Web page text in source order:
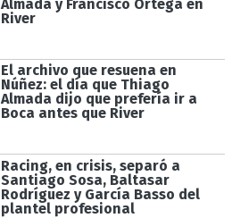
Almada y Francisco Ortega en
River
El archivo que resuena en
Núñez: el día que Thiago
Almada dijo que prefería ir a
Boca antes que River
Racing, en crisis, separó a
Santiago Sosa, Baltasar
Rodríguez y García Basso del
plantel profesional